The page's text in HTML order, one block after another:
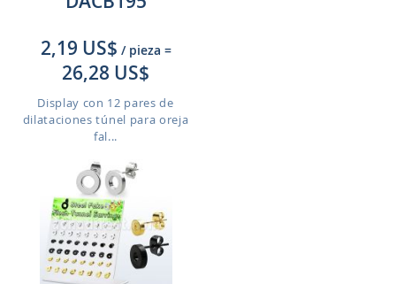
2,19 US$ / pieza =
26,28 US$
Display con 12 pares de
dilataciones túnel para oreja
fal...